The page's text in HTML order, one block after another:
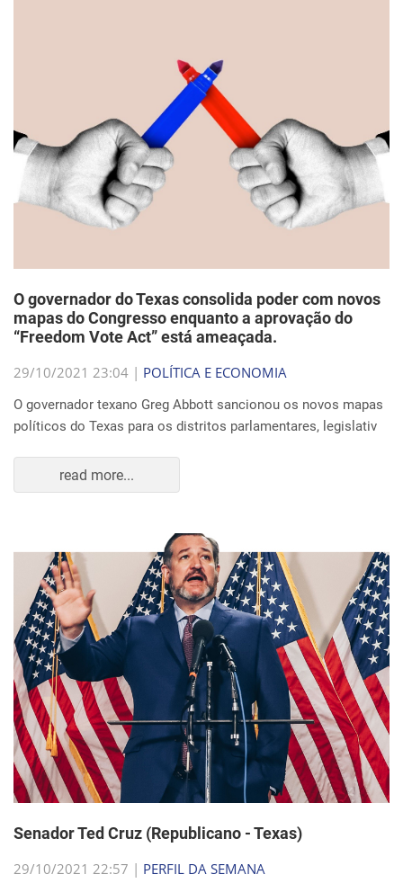
O governador do Texas consolida poder com novos
mapas do Congresso enquanto a aprovação do
“Freedom Vote Act” está ameaçada.
29/10/2021 23:04 | POLÍTICA E ECONOMIA
O governador texano Greg Abbott sancionou os novos mapas
políticos do Texas para os distritos parlamentares, legislativ
read more...
Senador Ted Cruz (Republicano - Texas)
29/10/2021 22:57 | PERFIL DA SEMANA